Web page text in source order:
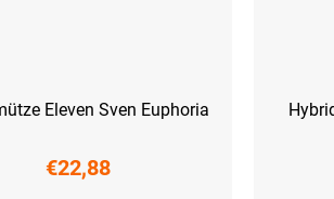
Eleven Sven Euphoria
€22,88